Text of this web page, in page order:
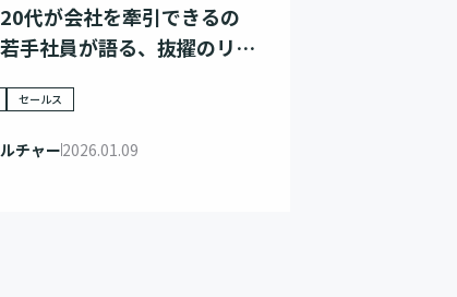
代が会社を牽引できるの
手社員が語る、抜擢のリア
セールス
チャー2026.01.09